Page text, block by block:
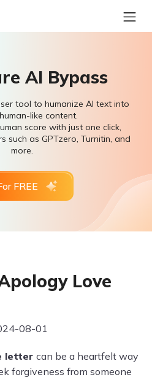
AI Bypass
tool to humanize AI text into
like content.
score with just one click,
such as GPTzero, Turnitin, and
more.
FREE
Love
08-01
letter can be a heartfelt way
forgiveness from someone